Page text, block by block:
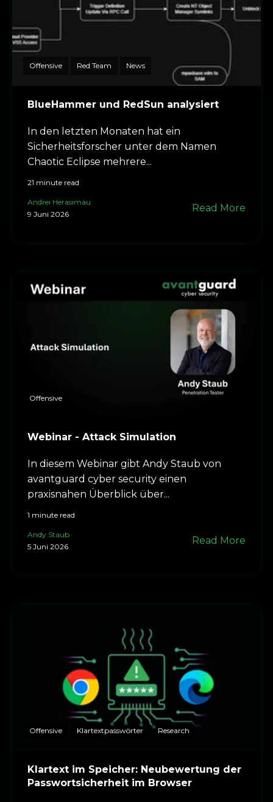
Offensive Red Team News
BlueHammer und RedSun analysiert
In den letzten Monaten hat ein
Sicherheitsforscher unter dem Namen
Chaotic Eclipse mehrere...
21 minute read
Andrei Herasimau
9 Juni 2026
Read More
Offensive
Webinar - Attack Simulation
In diesem Webinar gibt Andy Staub von
avantguard cyber security einen
praxisnahen Überblick über...
1 minute read
Andy Staub
5 Juni 2026
Read More
Offensive Klartextpasswörter Research
Klartext im Speicher: Neubewertung der
Passwortsicherheit im Browser